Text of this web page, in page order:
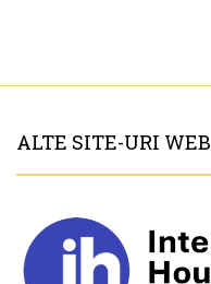
ALTE SITE-URI WEB